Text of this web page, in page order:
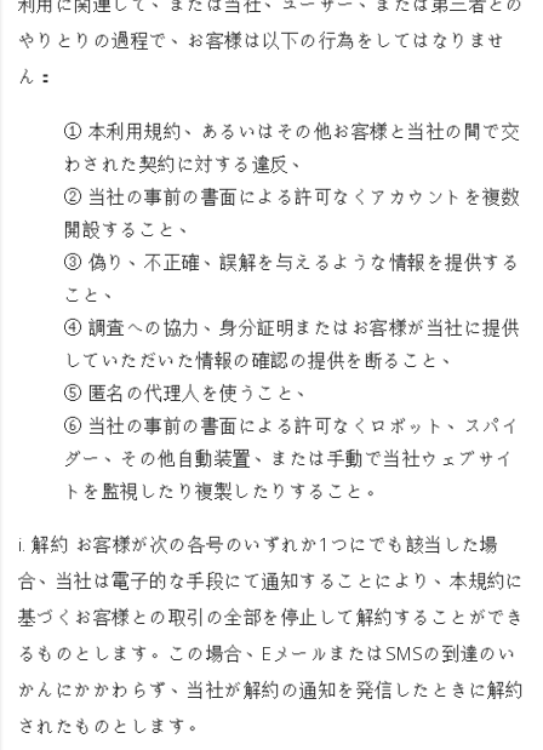
やりとりの過程で、お客様は以下の行為をしてはなりませ
ん：
① 本利用規約、あるいはその他お客様と当社の間で交
わされた契約に対する違反、
② 当社の事前の書面による許可なくアカウントを複数
開設すること、
③ 偽り、不正確、誤解を与えるような情報を提供する
こと、
④ 調査への協力、身分証明またはお客様が当社に提供
していただいた情報の確認の提供を断ること、
⑤ 匿名の代理人を使うこと、
⑥ 当社の事前の書面による許可なくロボット、スパイ
ダー、その他自動装置、または手動で当社ウェブサイ
トを監視したり複製したりすること。
i.解約 お客様が次の各号のいずれか1つにでも該当した場
合、当社は電子的な手段にて通知することにより、本規約に
基づくお客様との取引の全部を停止して解約することができ
るものとします。この場合、EメールまたはSMSの到達のい
かんにかかわらず、当社が解約の通知を発信したときに解約
されたものとします。